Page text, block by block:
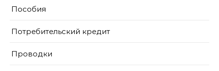
Пособия
Потребительский кредит
Проводки